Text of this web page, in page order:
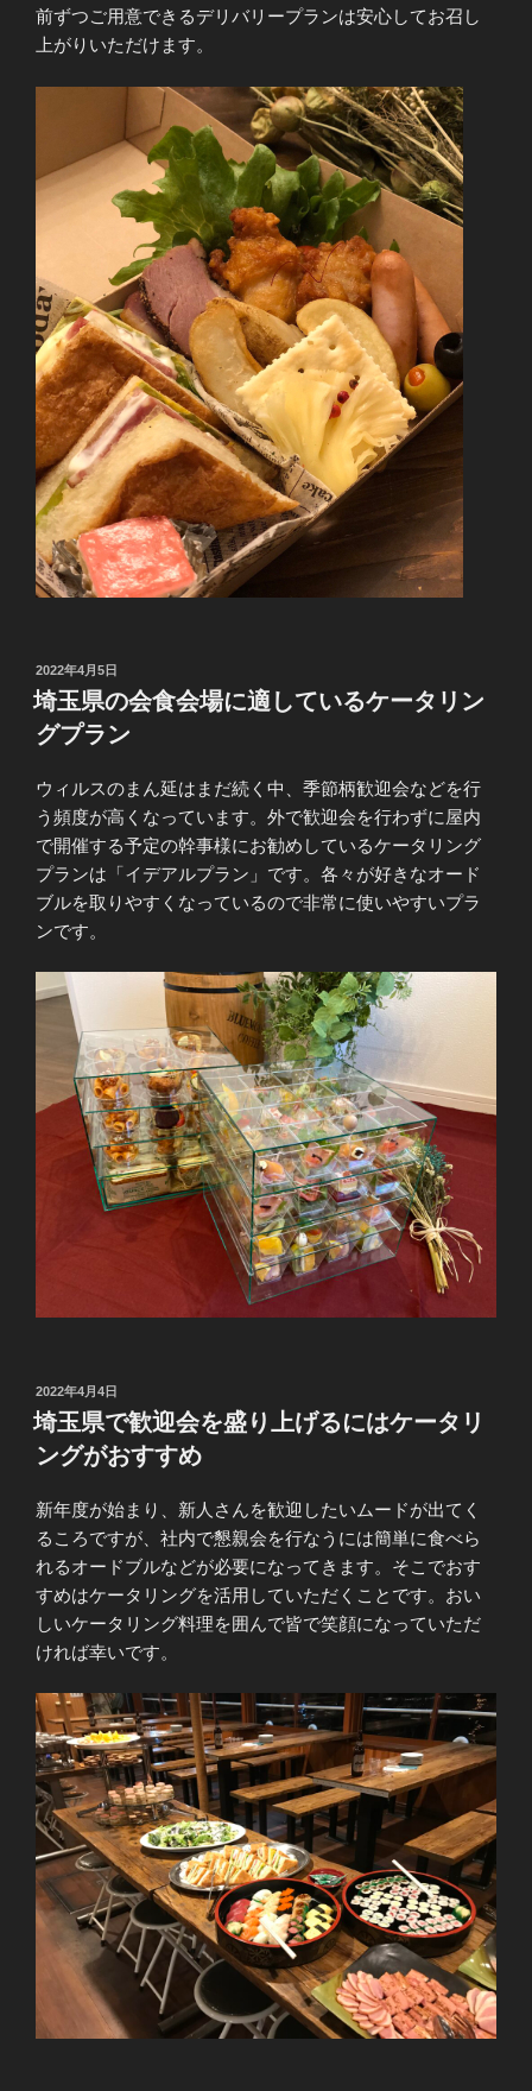
前ずつご用意できるデリバリープランは安心してお召し
上がりいただけます。
投
稿
日:
2022年4月5日
埼玉県の会食会場に適しているケータリン
グプラン
ウィルスのまん延はまだ続く中、季節柄歓迎会などを行
う頻度が高くなっています。外で歓迎会を行わずに屋内
で開催する予定の幹事様にお勧めしているケータリング
プランは「イデアルプラン」です。各々が好きなオード
ブルを取りやすくなっているので非常に使いやすいプラ
ンです。
投
稿
日:
2022年4月4日
埼玉県で歓迎会を盛り上げるにはケータリ
ングがおすすめ
新年度が始まり、新人さんを歓迎したいムードが出てく
るころですが、社内で懇親会を行なうには簡単に食べら
れるオードブルなどが必要になってきます。そこでおす
すめはケータリングを活用していただくことです。おい
しいケータリング料理を囲んで皆で笑顔になっていただ
ければ幸いです。